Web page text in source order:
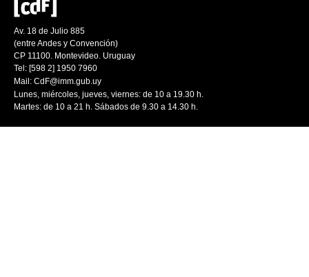
Av. 18 de Julio 885
(entre Andes y Convención)
CP 11100. Montevideo. Uruguay
Tel: [598 2] 1950 7960
Mail: CdF@imm.gub.uy
Lunes, miércoles, jueves, viernes: de 10 a 19.30 h.
Martes: de 10 a 21 h. Sábados de 9.30 a 14.30 h.